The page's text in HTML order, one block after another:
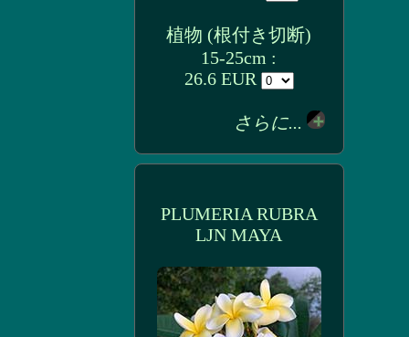
植物 (根付き切断)
15-25cm :
26.6 EUR
さらに...
PLUMERIA RUBRA
LJN MAYA